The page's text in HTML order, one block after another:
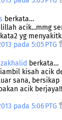
berkata…
acik...mmg
yg
pada 5:05 PTG
berkata…
kisah acik
sana,
acik
pada 5:06 PTG